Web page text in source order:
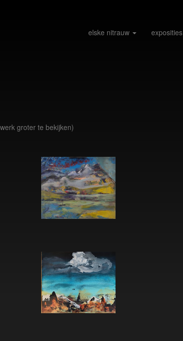
elske nitrauw exposities
groter te bekijken)